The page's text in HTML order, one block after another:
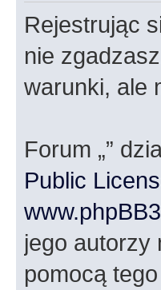
Rejestrując
nie
warunki, ale
Forum „”
Public
jego autorzy
pomocą